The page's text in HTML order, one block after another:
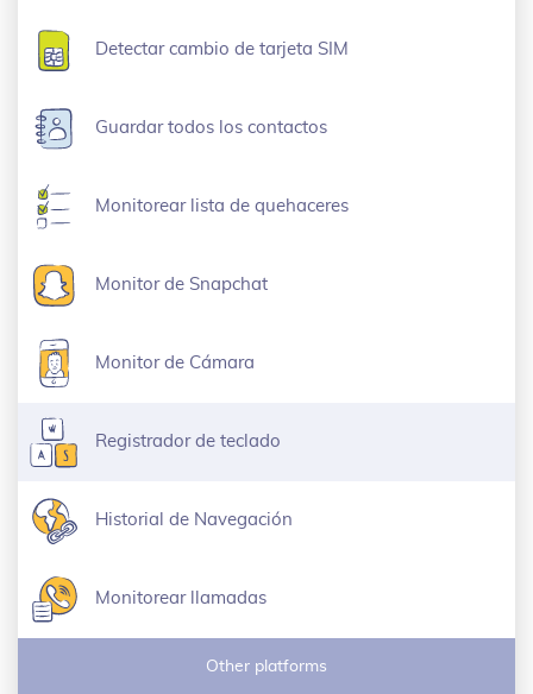
Detectar cambio de tarjeta SIM
Guardar todos los contactos
Monitorear lista de quehaceres
Monitor de Snapchat
Monitor de Cámara
Registrador de teclado
Historial de Navegación
Monitorear llamadas
Other platforms